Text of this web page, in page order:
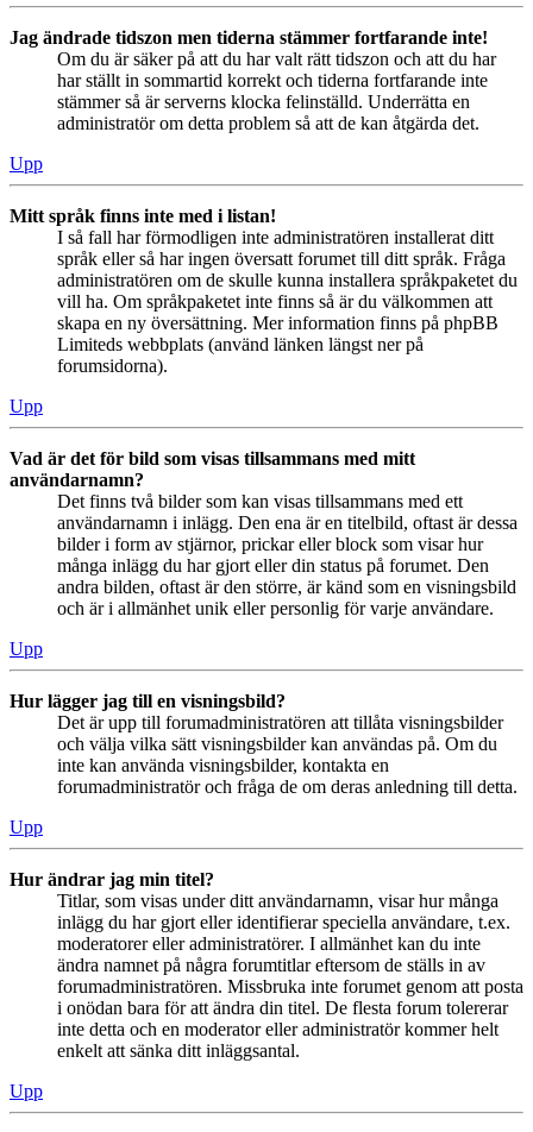
Jag ändrade tidszon men tiderna stämmer fortfarande inte!
Om du är säker på att du har valt rätt tidszon och att du har
har ställt in sommartid korrekt och tiderna fortfarande inte
stämmer så är serverns klocka felinställd. Underrätta en
administratör om detta problem så att de kan åtgärda det.
Upp
Mitt språk finns inte med i listan!
I så fall har förmodligen inte administratören installerat ditt
språk eller så har ingen översatt forumet till ditt språk. Fråga
administratören om de skulle kunna installera språkpaketet du
vill ha. Om språkpaketet inte finns så är du välkommen att
skapa en ny översättning. Mer information finns på phpBB
Limiteds webbplats (använd länken längst ner på
forumsidorna).
Upp
Vad är det för bild som visas tillsammans med mitt
användarnamn?
Det finns två bilder som kan visas tillsammans med ett
användarnamn i inlägg. Den ena är en titelbild, oftast är dessa
bilder i form av stjärnor, prickar eller block som visar hur
många inlägg du har gjort eller din status på forumet. Den
andra bilden, oftast är den större, är känd som en visningsbild
och är i allmänhet unik eller personlig för varje användare.
Upp
Hur lägger jag till en visningsbild?
Det är upp till forumadministratören att tillåta visningsbilder
och välja vilka sätt visningsbilder kan användas på. Om du
inte kan använda visningsbilder, kontakta en
forumadministratör och fråga de om deras anledning till detta.
Upp
Hur ändrar jag min titel?
Titlar, som visas under ditt användarnamn, visar hur många
inlägg du har gjort eller identifierar speciella användare, t.ex.
moderatorer eller administratörer. I allmänhet kan du inte
ändra namnet på några forumtitlar eftersom de ställs in av
forumadministratören. Missbruka inte forumet genom att posta
i onödan bara för att ändra din titel. De flesta forum tolererar
inte detta och en moderator eller administratör kommer helt
enkelt att sänka ditt inläggsantal.
Upp